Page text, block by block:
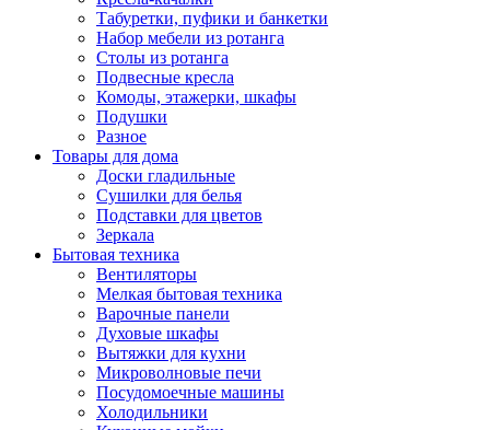
Табуретки, пуфики и банкетки
Набор мебели из ротанга
Столы из ротанга
Подвесные кресла
Комоды, этажерки, шкафы
Подушки
Разное
Товары для дома
Доски гладильные
Сушилки для белья
Подставки для цветов
Зеркала
Бытовая техника
Вентиляторы
Мелкая бытовая техника
Варочные панели
Духовые шкафы
Вытяжки для кухни
Микроволновые печи
Посудомоечные машины
Холодильники